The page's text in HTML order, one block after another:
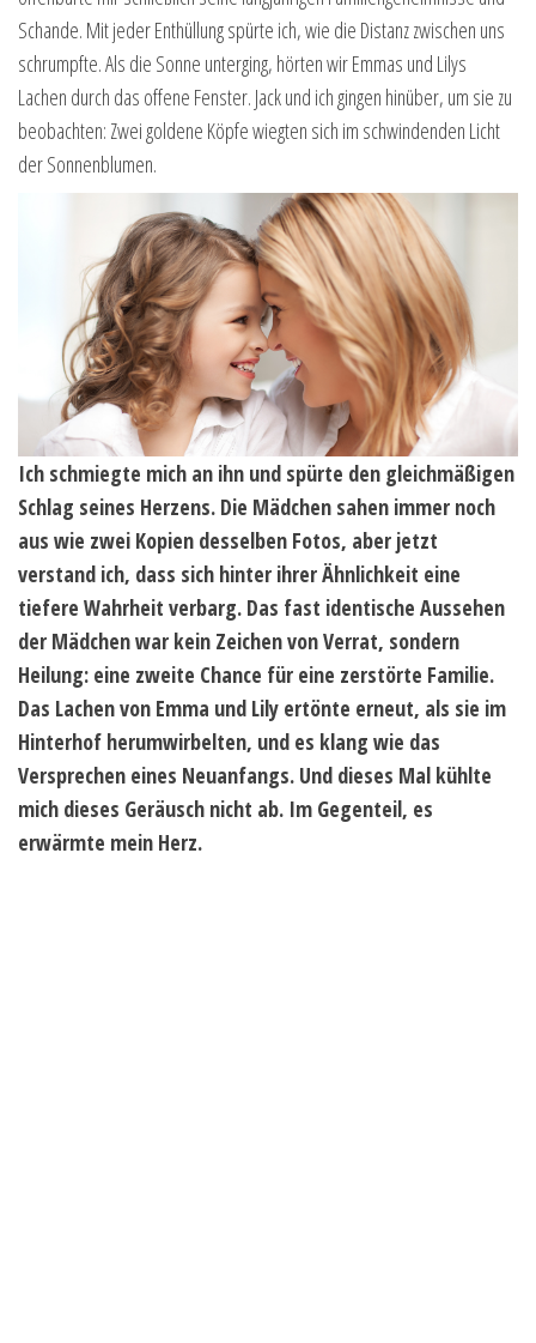
Schande. Mit jeder Enthüllung spürte ich, wie die Distanz zwischen uns
schrumpfte. Als die Sonne unterging, hörten wir Emmas und Lilys
Lachen durch das offene Fenster. Jack und ich gingen hinüber, um sie zu
beobachten: Zwei goldene Köpfe wiegten sich im schwindenden Licht
der Sonnenblumen.
Ich schmiegte mich an ihn und spürte den gleichmäßigen
Schlag seines Herzens. Die Mädchen sahen immer noch
aus wie zwei Kopien desselben Fotos, aber jetzt
verstand ich, dass sich hinter ihrer Ähnlichkeit eine
tiefere Wahrheit verbarg. Das fast identische Aussehen
der Mädchen war kein Zeichen von Verrat, sondern
Heilung: eine zweite Chance für eine zerstörte Familie.
Das Lachen von Emma und Lily ertönte erneut, als sie im
Hinterhof herumwirbelten, und es klang wie das
Versprechen eines Neuanfangs. Und dieses Mal kühlte
mich dieses Geräusch nicht ab. Im Gegenteil, es
erwärmte mein Herz.